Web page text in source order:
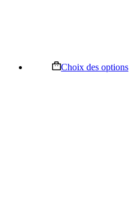
Choix des options